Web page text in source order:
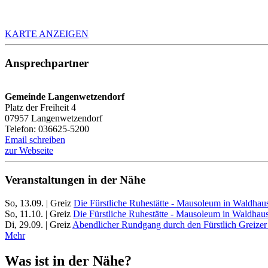
KARTE ANZEIGEN
Ansprechpartner
Gemeinde Langenwetzendorf
Platz der Freiheit 4
07957 Langenwetzendorf
Telefon: 036625-5200
Email schreiben
zur Webseite
Veranstaltungen in der Nähe
So, 13.09. | Greiz Die Fürstliche Ruhestätte - Mausoleum in
So, 11.10. | Greiz Die Fürstliche Ruhestätte - Mausoleum in
Di, 29.09. | Greiz Abendlicher Rundgang durch den Fürstlich
Mehr
Was ist in der Nähe?